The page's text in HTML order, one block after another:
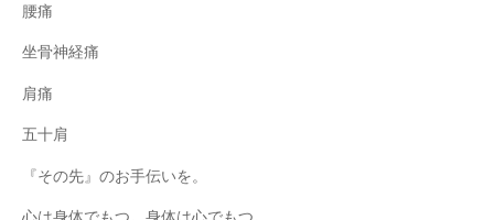
腰痛
坐骨神経痛
肩痛
五十肩
『その先』のお手伝いを。